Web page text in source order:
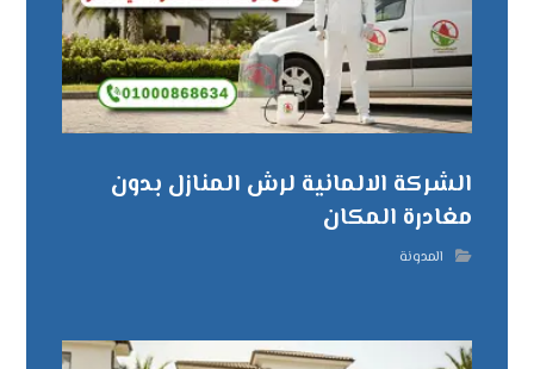
الشركة الالمانية لرش المنازل بدون
مغادرة المكان
المدونة